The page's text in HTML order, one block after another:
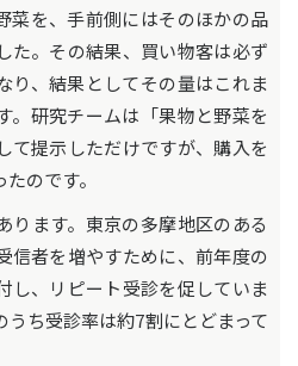
菜を、手前側にはそのほかの品
た。その結果、買い物客は必ず
り、結果としてその量はこれま
。研究チームは「果物と野菜を
て提示しただけですが、購入を
のです。
ます。東京の多摩地区のある
信者を増やすために、前年度の
し、リピート受診を促していま
うち受診率は約7割にとどまって